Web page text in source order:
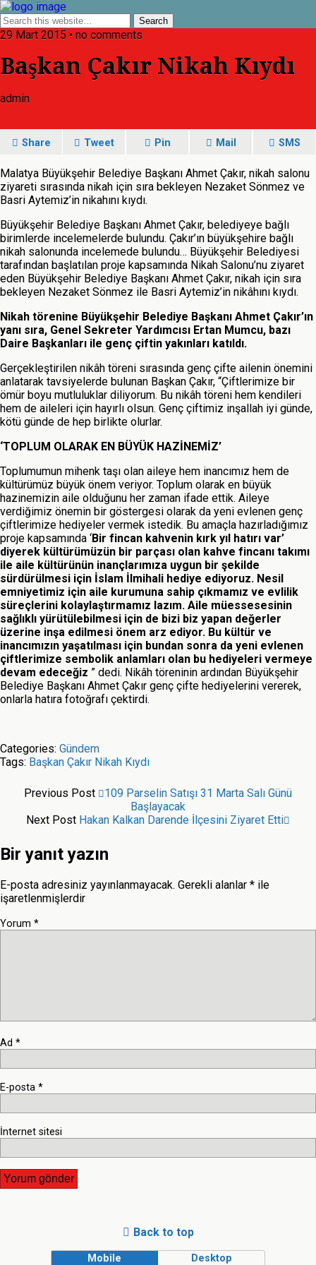
29 Mart 2015 • no comments
Başkan Çakır Nikah Kıydı
admin
Share Tweet Pin Mail SMS
Malatya Büyükşehir Belediye Başkanı Ahmet Çakır, nikah salonu
ziyareti sırasında nikah için sıra bekleyen Nezaket Sönmez ve
Basri Aytemiz’in nikahını kıydı.
Büyükşehir Belediye Başkanı Ahmet Çakır, belediyeye bağlı
birimlerde incelemelerde bulundu. Çakır’ın büyükşehire bağlı
nikah salonunda incelemede bulundu… Büyükşehir Belediyesi
tarafından başlatılan proje kapsamında Nikah Salonu’nu ziyaret
eden Büyükşehir Belediye Başkanı Ahmet Çakır, nikah için sıra
bekleyen Nezaket Sönmez ile Basri Aytemiz’in nikâhını kıydı.
Nikah törenine Büyükşehir Belediye Başkanı Ahmet Çakır’ın
yanı sıra, Genel Sekreter Yardımcısı Ertan Mumcu, bazı
Daire Başkanları ile genç çiftin yakınları katıldı.
Gerçekleştirilen nikâh töreni sırasında genç çifte ailenin önemini
anlatarak tavsiyelerde bulunan Başkan Çakır, “Çiftlerimize bir
ömür boyu mutluluklar diliyorum. Bu nikâh töreni hem kendileri
hem de aileleri için hayırlı olsun. Genç çiftimiz inşallah iyi günde,
kötü günde de hep birlikte olurlar.
‘TOPLUM OLARAK EN BÜYÜK HAZİNEMİZ’
Toplumumun mihenk taşı olan aileye hem inancımız hem de
kültürümüz büyük önem veriyor. Toplum olarak en büyük
hazinemizin aile olduğunu her zaman ifade ettik. Aileye
verdiğimiz önemin bir göstergesi olarak da yeni evlenen genç
çiftlerimize hediyeler vermek istedik. Bu amaçla hazırladığımız
proje kapsamında ‘Bir fincan kahvenin kırk yıl hatırı var’
diyerek kültürümüzün bir parçası olan kahve fincanı takımı
ile aile kültürünün inançlarımıza uygun bir şekilde
sürdürülmesi için İslam İlmihali hediye ediyoruz. Nesil
emniyetimiz için aile kurumuna sahip çıkmamız ve evlilik
süreçlerini kolaylaştırmamız lazım. Aile müessesesinin
sağlıklı yürütülebilmesi için de bizi biz yapan değerler
üzerine inşa edilmesi önem arz ediyor. Bu kültür ve
inancımızın yaşatılması için bundan sonra da yeni evlenen
çiftlerimize sembolik anlamları olan bu hediyeleri vermeye
devam edeceğiz ” dedi. Nikâh töreninin ardından Büyükşehir
Belediye Başkanı Ahmet Çakır genç çifte hediyelerini vererek,
onlarla hatıra fotoğrafı çektirdi.
Categories: Gündem
Tags: Başkan Çakır Nikah Kıydı
Previous Post
109 Parselin Satışı 31 Marta Salı Günü
Başlayacak
Next Post
Hakan Kalkan Darende İlçesini Ziyaret‏ Etti
Bir yanıt yazın
E-posta adresiniz yayınlanmayacak. Gerekli alanlar * ile
işaretlenmişlerdir
Yorum *
Ad *
E-posta *
İnternet sitesi
Back to top
Mobile Desktop